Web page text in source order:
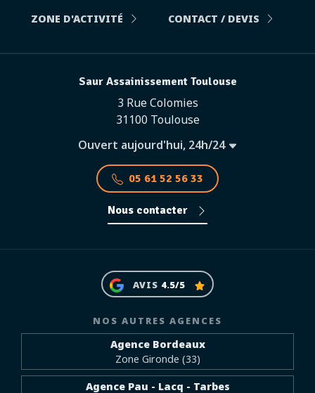
ZONE D'ACTIVITÉ
CONTACT / DEVIS
Saur Assainissement Toulouse
3 Rue Colomies
31100 Toulouse
Ouvert aujourd'hui, 24h/24
05 61 52 56 33
Nous contacter
AVIS 4.5/5
NOS AUTRES AGENCES
Agence Bordeaux
Zone Gironde (33)
Agence Pau - Lacq - Tarbes